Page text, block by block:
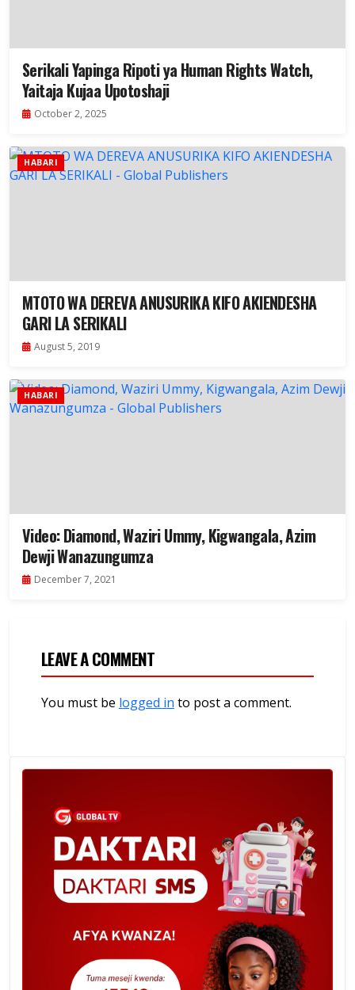
Serikali Yapinga Ripoti ya Human Rights Watch,
Yaitaja Kujaa Upotoshaji
October 2, 2025
HABARI
MTOTO WA DEREVA ANUSURIKA KIFO AKIENDESHA
GARI LA SERIKALI
August 5, 2019
HABARI
Video: Diamond, Waziri Ummy, Kigwangala, Azim
Dewji Wanazungumza
December 7, 2021
LEAVE A COMMENT
You must be logged in to post a comment.